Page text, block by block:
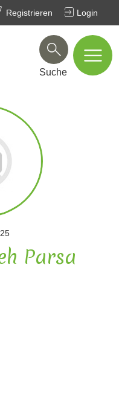
Login
Registrieren
Suche
Parsa